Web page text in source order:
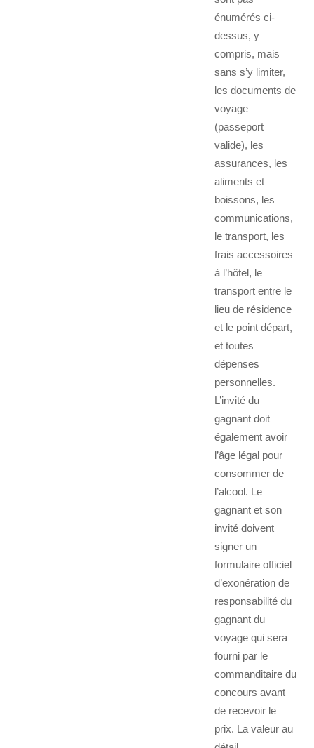
énumérés ci-
dessus, y
compris, mais
sans s’y limiter,
les documents de
voyage
(passeport
valide), les
assurances, les
aliments et
boissons, les
communications,
le transport, les
frais accessoires
à l’hôtel, le
transport entre le
lieu de résidence
et le point départ,
et toutes
dépenses
personnelles.
L’invité du
gagnant doit
également avoir
l’âge légal pour
consommer de
l’alcool. Le
gagnant et son
invité doivent
signer un
formulaire officiel
d’exonération de
responsabilité du
gagnant du
voyage qui sera
fourni par le
commanditaire du
concours avant
de recevoir le
prix. La valeur au